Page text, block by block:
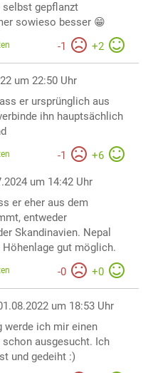
gepflanzt
sowieso besser 😁
-1 +2
um 22:50 Uhr
er ursprünglich aus
ihn hauptsächlich
-1 +6
um 14:42 Uhr
er eher aus dem
entweder
Skandinavien. Nepal
gut möglich.
-0 +0
um 18:53 Uhr
werde ich mir einen
ausgesucht. Ich
und gedeiht :)